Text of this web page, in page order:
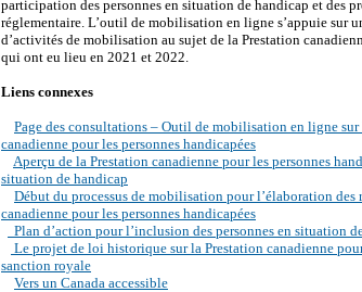
participation des personnes en situation de handicap et des
réglementaire. L’outil de mobilisation en ligne s’appuie sur
d’activités de mobilisation au sujet de la Prestation
qui ont eu lieu en 2021 et 2022.
Liens connexes
Page des consultations – Outil de mobilisation en ligne
canadienne pour les personnes handicapées
Aperçu de la Prestation canadienne pour les personnes
situation de handicap
Début du processus de mobilisation pour l’élaboration des
canadienne pour les personnes handicapées
Plan d’action pour l’inclusion des personnes en situation
Le projet de loi historique sur la Prestation canadienne
sanction royale
Vers un Canada accessible